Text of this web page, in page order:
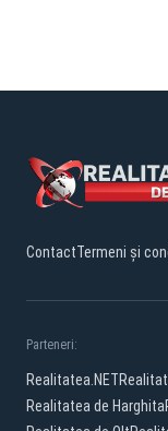
ContactTermeni și
Parteneri:
Realitatea.NET
Realitatea de Harghita